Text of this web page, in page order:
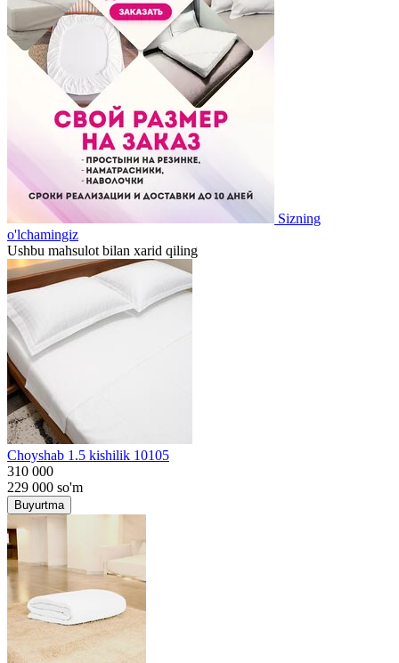
Sizning
o'lchamingiz
Ushbu mahsulot bilan xarid qiling
Choyshab 1.5 kishilik 10105
310 000
229 000 so'm
Buyurtma